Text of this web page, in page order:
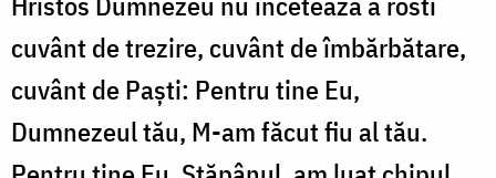
cuvânt de trezire, cuvânt de îmbărbătare,
cuvânt de Paști: Pentru tine Eu,
Dumnezeul tău, M-am făcut fiu al tău.